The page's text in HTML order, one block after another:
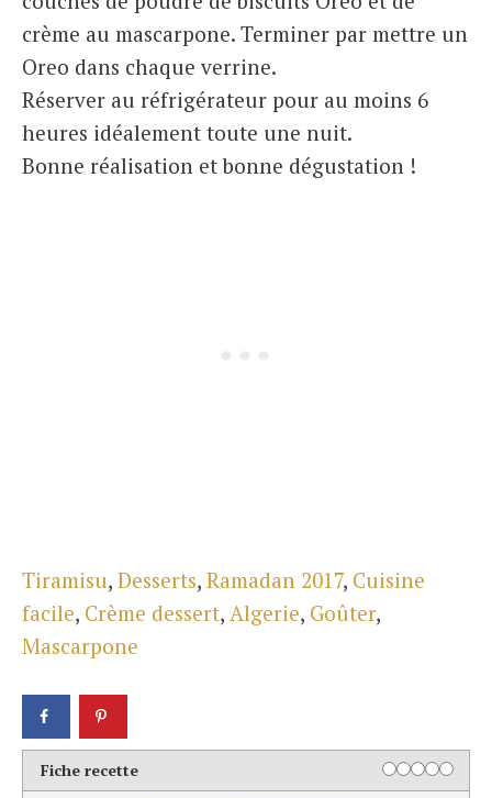
crème au mascarpone. Terminer par mettre un
Oreo dans chaque verrine.
Réserver au réfrigérateur pour au moins 6
heures idéalement toute une nuit.
Bonne réalisation et bonne dégustation !
Tiramisu, Desserts, Ramadan 2017, Cuisine
facile, Crème dessert, Algerie, Goûter,
Mascarpone
Fiche recette Rating
1 star
2 stars
3 stars
4 stars
5